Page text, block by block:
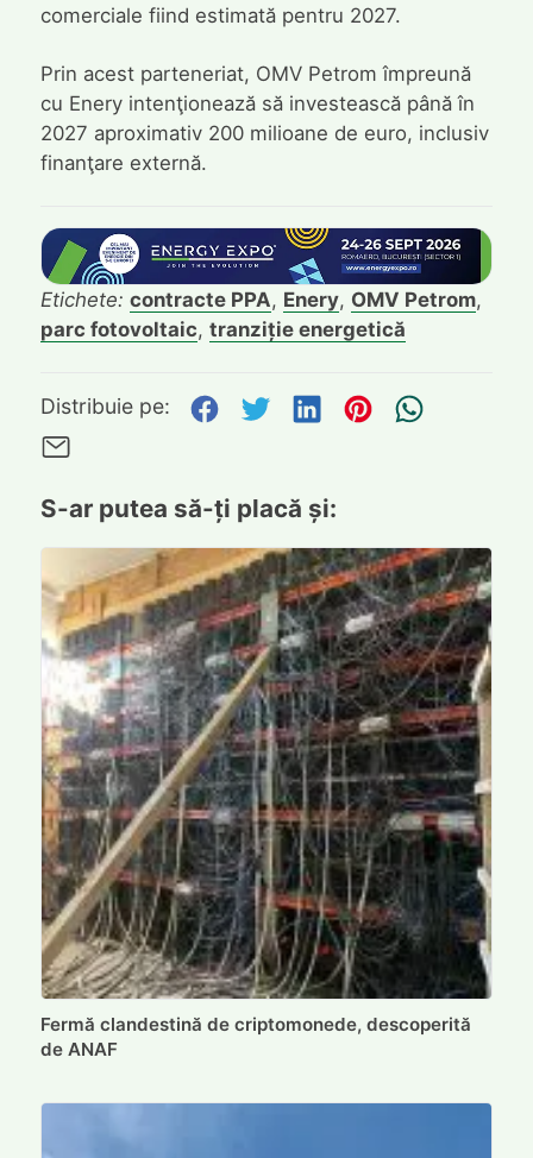
comerciale fiind estimată pentru 2027.
Prin acest parteneriat, OMV Petrom împreună
cu Enery intenţionează să investească până în
2027 aproximativ 200 milioane de euro, inclusiv
finanţare externă.
Etichete: contracte PPA, Enery, OMV Petrom,
parc fotovoltaic, tranziție energetică
Distribuie pe: Distribuie pe Facebook
Distribuie pe
Distribuie pe
Distribuie
S-ar putea să-ți placă și:
Fermă clandestină de criptomonede, descoperită
de ANAF